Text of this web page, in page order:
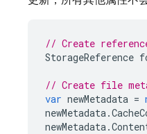
// Create
StorageReference
// Create file
var newMetadata =
newMetadata.
newMetadata.